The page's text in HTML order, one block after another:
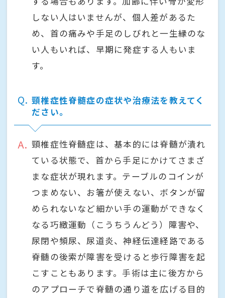
しない人はいませんが、個人差があるた
め、首の痛みや手足のしびれと一生縁のな
い人もいれば、早期に発症する人もいま
す。
Q
頸椎症性脊髄症の症状や治療法を教えてく
ださい。
A
頸椎症性脊髄症は、基本的には脊髄が潰れ
ている状態で、首から手足にかけてさまざ
まな症状が現れます。テーブルのコインが
つまめない、お箸が使えない、ボタンが留
められないなど細かい手の運動ができなく
なる巧緻運動（こうちうんどう）障害や、
尿閉や頻尿、尿道炎、神経伝達経路である
脊髄の後索が障害を受けると歩行障害を起
こすこともあります。手術は主に後方から
のアプローチで脊髄の通り道を広げる目的